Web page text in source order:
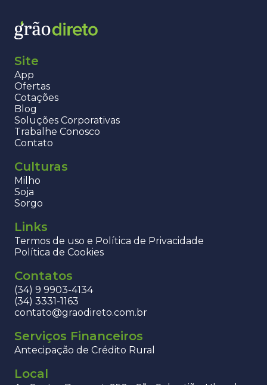
Site
App
Ofertas
Cotações
Blog
Soluções Corporativas
Trabalhe Conosco
Contato
Culturas
Milho
Soja
Sorgo
Links
Termos de uso e Política de Privacidade
Política de Cookies
Contatos
(34) 9 9903-4134
(34) 3331-1163
contato@graodireto.com.br
Serviços Financeiros
Antecipação de Crédito Rural
Local